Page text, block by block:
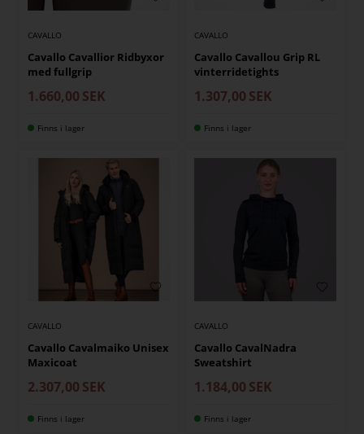
CAVALLO
Cavallo Cavallior Ridbyxor
med fullgrip
1.660,00 SEK
Finns i lager
CAVALLO
Cavallo Cavallou Grip RL
vinterridetights
1.307,00 SEK
Finns i lager
CAVALLO
Cavallo Cavalmaiko Unisex
Maxicoat
2.307,00 SEK
Finns i lager
CAVALLO
Cavallo CavalNadra
Sweatshirt
1.184,00 SEK
Finns i lager